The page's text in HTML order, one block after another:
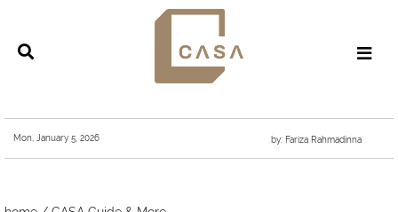
Mon, January 5, 2026 by: Fariza Rahmadinna